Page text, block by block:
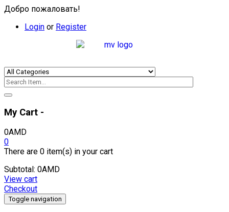
Добро пожаловать!
Login or Register
My Cart -
0AMD
0
There are 0 item(s) in your cart
Subtotal: 0AMD
View cart
Checkout
Toggle navigation